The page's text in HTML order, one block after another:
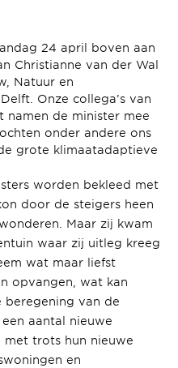
24 april boven aan
Christianne van der Wal
Natuur en
Onze collega’s van
namen de minister mee
onder andere ons
grote klimaatadaptieve
worden bekleed met
door de steigers heen
Maar zij kwam
waar zij uitleg kreeg
wat maar liefst
opvangen, wat kan
van de
aantal nieuwe
met trots hun nieuwe
en